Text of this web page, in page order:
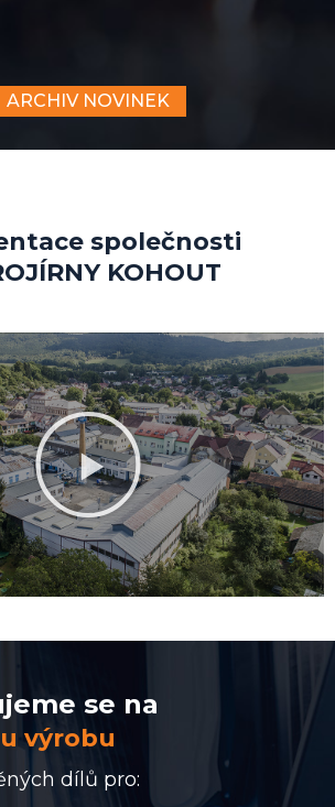
ARCHIV NOVINEK
společnosti
KOHOUT
se na
výrobu
dílů pro: